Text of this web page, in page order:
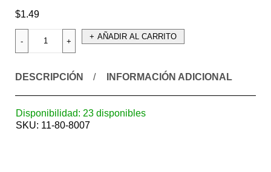
$1.49
AÑADIR AL CARRITO
DESCRIPCIÓN INFORMACIÓN ADICIONAL
Disponibilidad: 23 disponibles
SKU: 11-80-8007